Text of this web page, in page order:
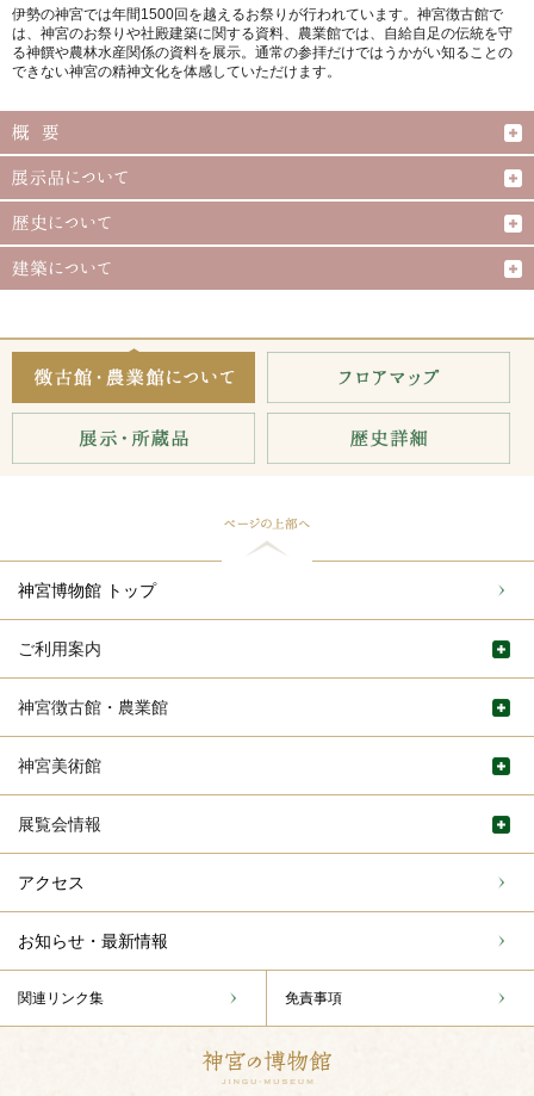
伊勢の神宮では年間1500回を越えるお祭りが行われています。神宮徴古館で
は、神宮のお祭りや社殿建築に関する資料、農業館では、自給自足の伝統を守
る神饌や農林水産関係の資料を展示。通常の参拝だけではうかがい知ることの
できない神宮の精神文化を体感していただけます。
神宮博物館 トップ
ご利用案内
神宮徴古館・農業館
神宮美術館
展覧会情報
アクセス
お知らせ・最新情報
関連リンク集 免責事項